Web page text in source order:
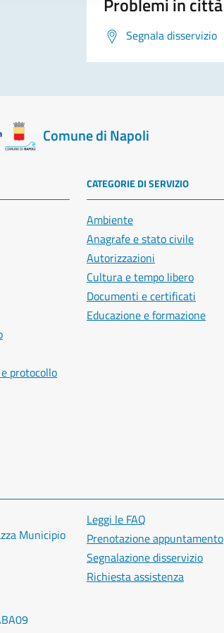
Segnala disservizio
Comune di Napoli
protocollo
CATEGORIE DI SERVIZIO
Ambiente
Anagrafe e stato civile
Autorizzazioni
Cultura e tempo libero
Documenti e certificati
Educazione e formazione
Municipio
Leggi le FAQ
Prenotazione appuntamento
Segnalazione disservizio
Richiesta assistenza